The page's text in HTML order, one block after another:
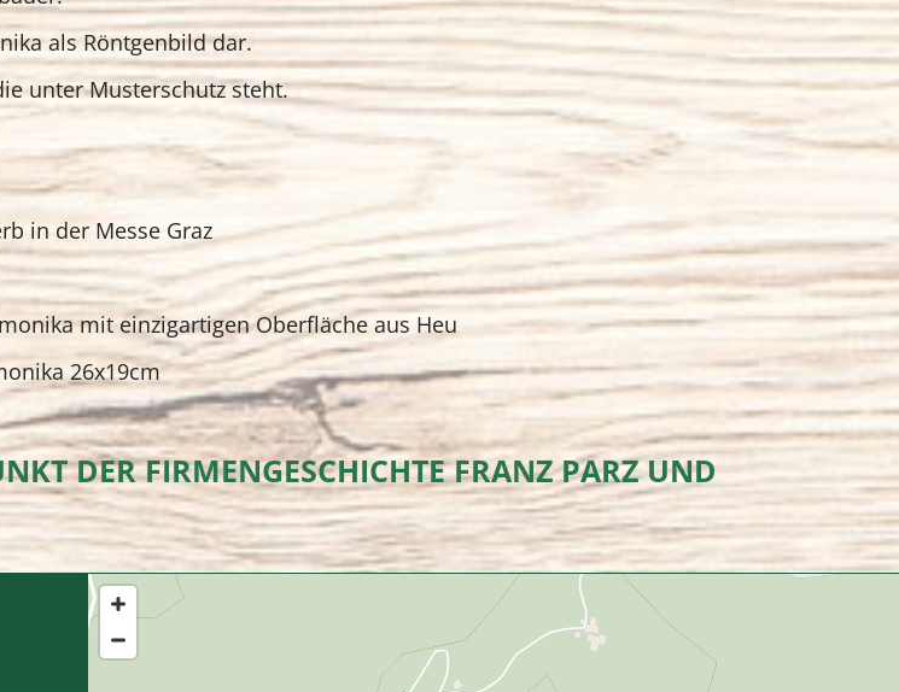
als Röntgenbild dar.
unter Musterschutz steht.
in der Messe Graz
mit einzigartigen Oberfläche aus Heu
26x19cm
DER FIRMENGESCHICHTE FRANZ PARZ UND